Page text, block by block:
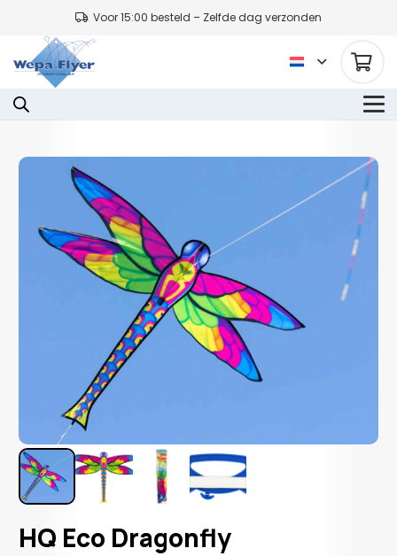
Voor 15:00 besteld – Zelfde dag verzonden
HQ Eco Dragonfly